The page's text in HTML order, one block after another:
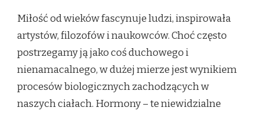
W
MIŁOŚCI:
BIOLOGIA
KSZTAŁTUJE
NASZE
UCZUCIA
I
ZACHOWANIA?
Miłość od wieków fascynuje ludzi, inspirowała
artystów, filozofów i naukowców. Choć często
postrzegamy ją jako coś duchowego i
nienamacalnego, w dużej mierze jest wynikiem
procesów biologicznych zachodzących w
naszych ciałach. Hormony – te niewidzialne